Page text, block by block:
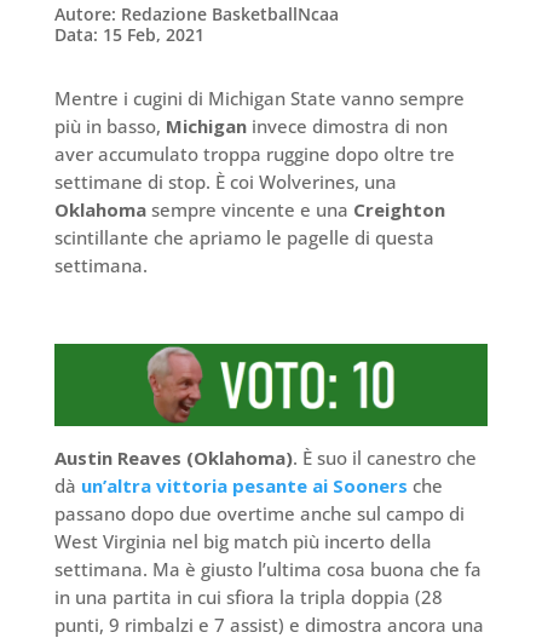
Autore: Redazione BasketballNcaa
Data: 15 Feb, 2021
Mentre i cugini di Michigan State vanno sempre
più in basso, Michiganinvece dimostra di non
aver accumulato troppa ruggine dopo oltre tre
settimane di stop. È coi Wolverines, una
Oklahomasempre vincente e una Creighton
scintillante che apriamo le pagelle di questa
settimana.
Austin Reaves (Oklahoma). È suo il canestro che
dà un’altra vittoria pesante ai Sooners che
passano dopo due overtime anche sul campo di
West Virginia nel big match più incerto della
settimana. Ma è giusto l’ultima cosa buona che fa
in una partita in cui sfiora la tripla doppia (28
punti, 9 rimbalzi e 7 assist) e dimostra ancora una